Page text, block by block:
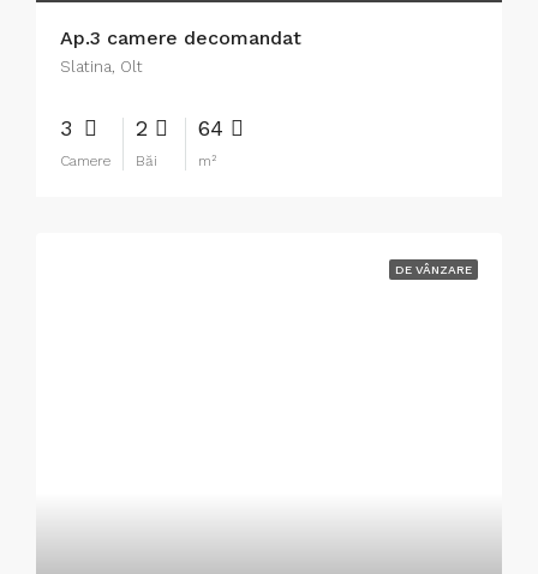
Ap.3 camere decomandat
Slatina, Olt
3
Camere
2
Băi
64
m²
DE VÂNZARE